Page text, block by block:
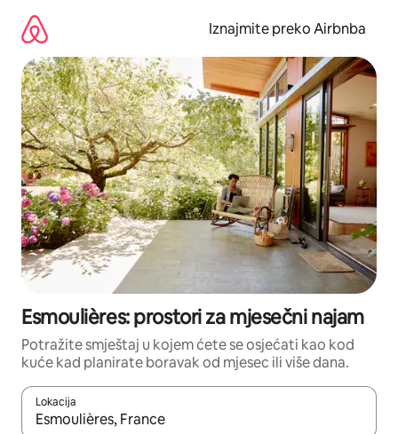
sadržaj
Iznajmite preko Airbnba
Esmoulières: prostori za mjesečni najam
Potražite smještaj u kojem ćete se osjećati kao kod
kuće kad planirate boravak od mjesec ili više dana.
Lokacija
Kada budu dostupni rezultati, moći ćete ih pregledati